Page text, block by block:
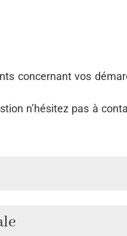
concernant vos
n’hésitez pas à